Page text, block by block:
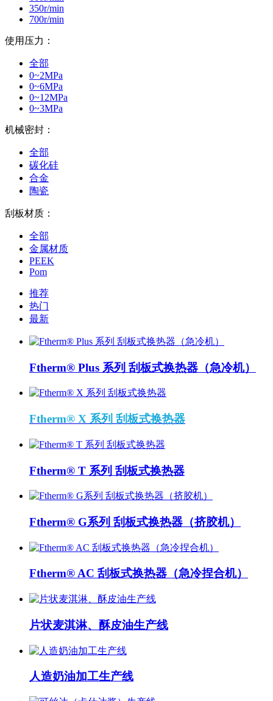
350r/min
700r/min
使用压力：
全部
0~2MPa
0~6MPa
0~12MPa
0~3MPa
机械密封：
全部
碳化硅
合金
陶瓷
刮板材质：
全部
金属材质
PEEK
Pom
推荐
热门
最新
Ftherm® Plus 系列 刮板式换热器（急冷机）
Ftherm® X 系列 刮板式换热器
Ftherm® T 系列 刮板式换热器
Ftherm® G系列 刮板式换热器（挤胶机）
Ftherm® AC 刮板式换热器（急冷捏合机）
片状麦淇淋、酥皮油生产线
人造奶油加工生产线